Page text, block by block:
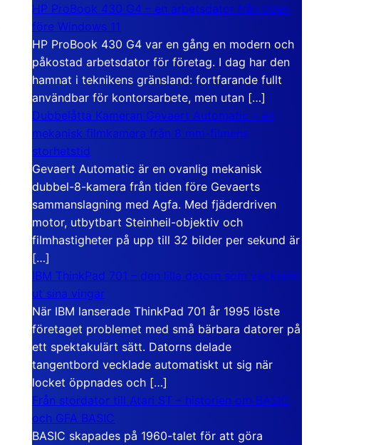
HP ProBook 430 G4 – en arbetsdator från tiden
före Windows 11
HP ProBook 430 G4 var en gång en modern och
påkostad arbetsdator för företag. I dag har den
hamnat i teknikens gränsland: fortfarande fullt
användbar för kontorsarbete, men utan […]
Dubbelåtta Kameran Gevaert Automatic – en
mekanisk filmkamera från 8 mm-filmens
storhetstid
Gevaert Automatic är en ovanlig mekanisk
dubbel-8-kamera från tiden före Gevaerts
sammanslagning med Agfa. Med fjäderdriven
motor, utbytbart Steinheil-objektiv och
filmhastigheter på upp till 32 bilder per sekund är
[…]
IBM ThinkPad 701 – den lilla datorn som vecklade
ut sina vingar
När IBM lanserade ThinkPad 701 år 1995 löste
företaget problemet med små bärbara datorer på
ett spektakulärt sätt. Datorns delade
tangentbord vecklade automatiskt ut sig när
locket öppnades och […]
Från stordator till Atari ST – historien om BASIC
och GFA BASIC
BASIC skapades på 1960-talet för att göra